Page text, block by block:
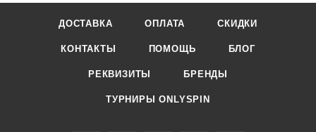
ДОСТАВКА ОПЛАТА СКИДКИ
КОНТАКТЫ ПОМОЩЬ БЛОГ
РЕКВИЗИТЫ БРЕНДЫ
ТУРНИРЫ ONLYSPIN